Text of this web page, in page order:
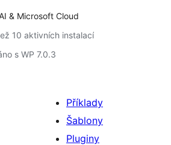
& Microsoft Cloud
10 aktivních instalací
s WP 7.0.3
Příklady
Šablony
Pluginy